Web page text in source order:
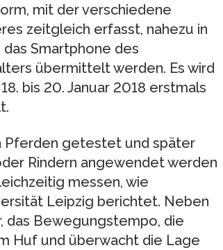
mit der verschiedene
zeitgleich erfasst, nahezu in
Smartphone des
übermittelt werden. Es wird
bis 20. Januar 2018 erstmals
Pferden getestet und später
Rindern angewendet werden
messen, wie
Leipzig berichtet. Neben
das Bewegungstempo, die
Huf und überwacht die Lage